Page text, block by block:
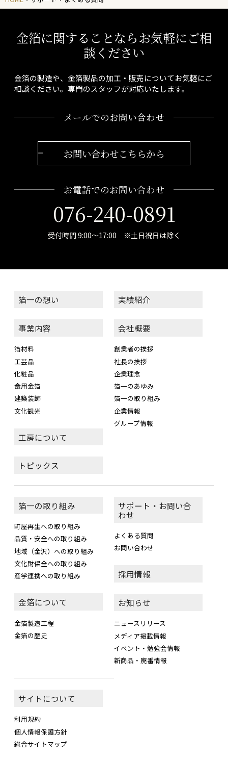
金箔に関することならお気軽にご相
談ください
金箔の製造や、金箔製品の加工・販売についてお気軽にご
相談ください。専門のスタッフが対応いたします。
メールでのお問い合わせ
お問い合わせこちらから
お電話でのお問い合わせ
076-240-0891
受付時間 9:00～17:00 ※土日祝日は除く
箔一の想い
事業内容
箔材料
工芸品
化粧品
食用金箔
建築装飾
文化観光
工房について
トピックス
実績紹介
会社概要
創業者の挨拶
社長の挨拶
企業理念
箔一のあゆみ
箔一の取り組み
企業情報
グループ情報
箔一の取り組み
町屋再生への取り組み
品質・安全への取り組み
地域（金沢）への取り組み
文化財保全への取り組み
産学連携への取り組み
金箔について
金箔製造工程
金箔の歴史
サポート・お問い合
わせ
よくある質問
お問い合わせ
採用情報
お知らせ
ニュースリリース
メディア掲載情報
イベント・勉強会情報
新商品・廃番情報
サイトについて
利用規約
個人情報保護方針
総合サイトマップ